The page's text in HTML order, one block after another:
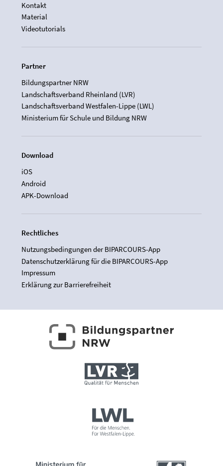
Kontakt
Material
Videotutorials
Partner
Bildungspartner NRW
Landschaftsverband Rheinland (LVR)
Landschaftsverband Westfalen-Lippe (LWL)
Ministerium für Schule und Bildung NRW
Download
iOS
Android
APK-Download
Rechtliches
Nutzungsbedingungen der BIPARCOURS-App
Datenschutzerklärung für die BIPARCOURS-App
Impressum
Erklärung zur Barrierefreiheit